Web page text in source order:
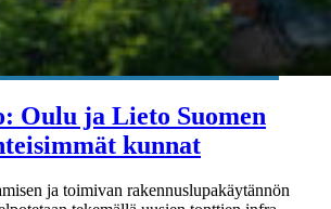
Oulu ja Lieto Suomen
kunnat
ja toimivan rakennuslupakäytännön